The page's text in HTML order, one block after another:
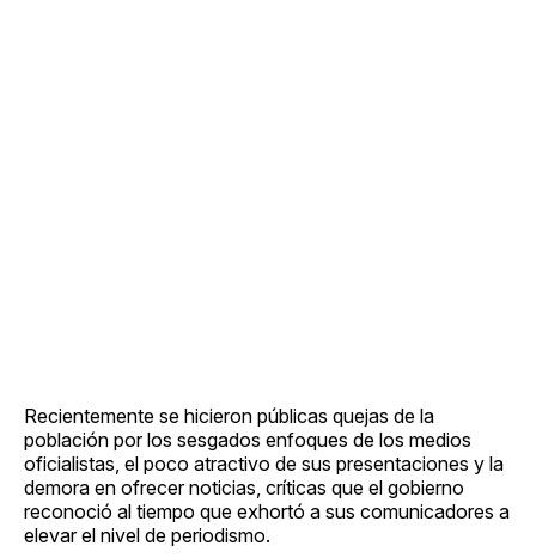
Recientemente se hicieron públicas quejas de la
población por los sesgados enfoques de los medios
oficialistas, el poco atractivo de sus presentaciones y la
demora en ofrecer noticias, críticas que el gobierno
reconoció al tiempo que exhortó a sus comunicadores a
elevar el nivel de periodismo.